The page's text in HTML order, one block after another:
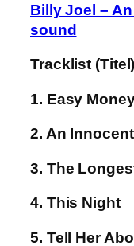
Billy Joel –
sound
Tracklist
1. Easy
2. An
3. The
4. This Night
5. Tell Her